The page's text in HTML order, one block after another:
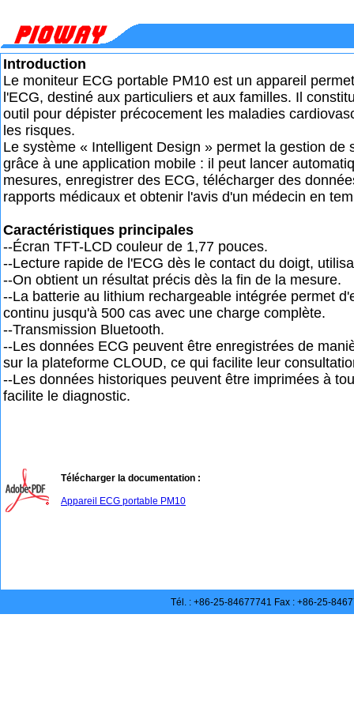
Introduction
Le moniteur ECG portable PM10 est un appareil
l'ECG, destiné aux particuliers et aux familles. Il
outil pour dépister précocement les maladies
les risques.
Le système « Intelligent Design » permet la gestion de
grâce à une application mobile : il peut lancer
mesures, enregistrer des ECG, télécharger des
rapports médicaux et obtenir l'avis d'un médecin en
Caractéristiques principales
--Écran TFT-LCD couleur de 1,77 pouces.
--Lecture rapide de l'ECG dès le contact du doigt,
--On obtient un résultat précis dès la fin de la mesure.
--La batterie au lithium rechargeable intégrée permet
continu jusqu'à 500 cas avec une charge complète.
--Transmission Bluetooth.
--Les données ECG peuvent être enregistrées de
sur la plateforme CLOUD, ce qui facilite leur
--Les données historiques peuvent être imprimées à
facilite le diagnostic.
Télécharger la documentation :
Appareil ECG portable PM10
Tél. : +86-25-84677741 Fax : +86-25-